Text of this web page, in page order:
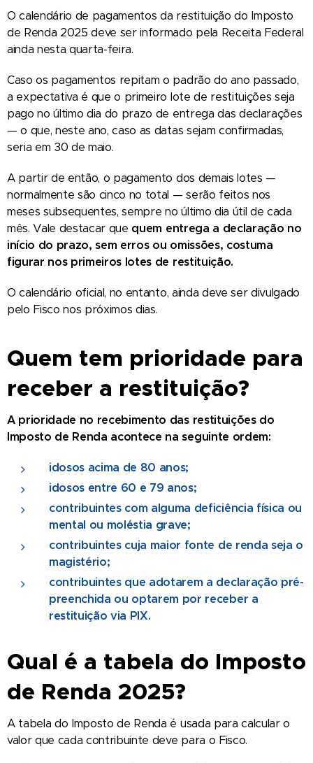
O calendário de pagamentos da restituição do Imposto
de Renda 2025 deve ser informado pela Receita Federal
ainda nesta quarta-feira.
Caso os pagamentos repitam o padrão do ano passado,
a expectativa é que o primeiro lote de restituições seja
pago no último dia do prazo de entrega das declarações
— o que, neste ano, caso as datas sejam confirmadas,
seria em 30 de maio.
A partir de então, o pagamento dos demais lotes —
normalmente são cinco no total — serão feitos nos
meses subsequentes, sempre no último dia útil de cada
mês. Vale destacar que quem entrega a declaração no
início do prazo, sem erros ou omissões, costuma
figurar nos primeiros lotes de restituição.
O calendário oficial, no entanto, ainda deve ser divulgado
pelo Fisco nos próximos dias.
Quem tem prioridade para
receber a restituição?
A prioridade no recebimento das restituições do
Imposto de Renda acontece na seguinte ordem:
idosos acima de 80 anos;
idosos entre 60 e 79 anos;
contribuintes com alguma deficiência física ou
mental ou moléstia grave;
contribuintes cuja maior fonte de renda seja o
magistério;
contribuintes que adotarem a declaração pré-
preenchida ou optarem por receber a
restituição via PIX.
Qual é a tabela do Imposto
de Renda 2025?
A tabela do Imposto de Renda é usada para calcular o
valor que cada contribuinte deve para o Fisco.